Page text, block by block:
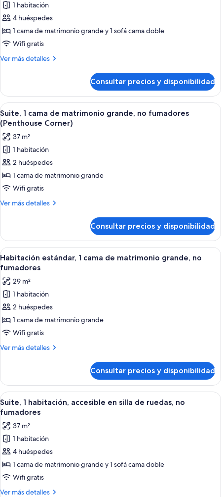
no
fumadores
fotos
de
Suite,
1
no
with
Sofa
bed)
1 habitación
4 huéspedes
1 cama de matrimonio grande y 1 sofá cama doble
Wifi gratis
Ver más detalles
Más
1
habitación,
no
fumadores
(King
with
Sofa
bed)
Consultar precios y disponibilidad
Abrir
todas
las
fotos
de
Suite,
1
cama
de
no
fumadores
(Penthouse
Corner)
Habitación de hotel con televisión
5
Suite, 1 cama de matrimonio grande, no fumadores
(Penthouse Corner)
37 m²
1 habitación
2 huéspedes
1 cama de matrimonio grande
Wifi gratis
Ver más detalles
Más
1
cama
de
matrimonio
no
fumadores
(Penthouse
Corner)
Consultar precios y disponibilidad
Abrir
todas
las
fotos
de
Habitación
estándar,
1
cama
grande,
no
fumadores
Habitación de hotel con una cama
6
Habitación estándar, 1 cama de matrimonio grande, no
fumadores
29 m²
1 habitación
2 huéspedes
1 cama de matrimonio grande
Wifi gratis
Ver más detalles
Más
estándar,
cama
de
grande,
no
fumadores
Consultar precios y disponibilidad
Abrir
todas
las
fotos
de
Suite,
1
habitación,
accesible
Una habitación de hotel con cama,
9
Suite, 1 habitación, accesible en silla de ruedas, no
fumadores
37 m²
1 habitación
4 huéspedes
1 cama de matrimonio grande y 1 sofá cama doble
Wifi gratis
Ver más detalles
Más